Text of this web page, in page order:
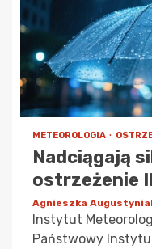
METEOROLOGIA
Nadciągają
ostrzeżenie
Agnieszka
Instytut
Państwowy